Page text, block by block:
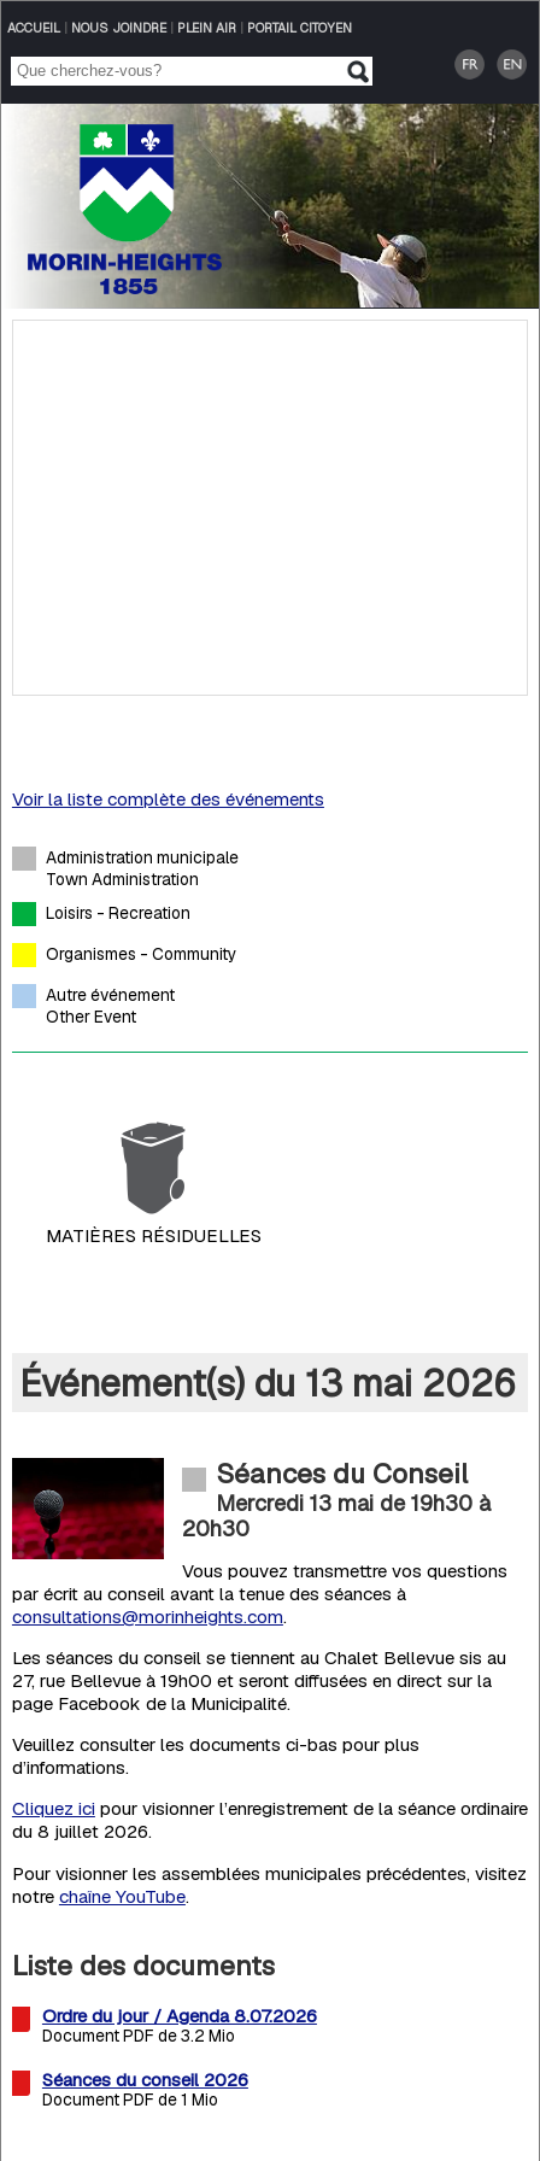
ACCUEIL| NOUS JOINDRE| PLEIN AIR| PORTAIL CITOYEN
Voir la liste complète des événements
Administration municipale
Town Administration
Loisirs - Recreation
Organismes - Community
Autre événement
Other Event
MATIÈRES RÉSIDUELLES
Événement(s) du 13 mai 2026
Séances du Conseil
Mercredi 13 mai de 19h30à
20h30
Vous pouvez transmettre vos questions
par écrit au conseil avant la tenue des séances à
consultations@morinheights.com.
Les séances du conseil se tiennent au Chalet Bellevue sis au
27, rue Bellevue à 19h00 et seront diffusées en direct sur la
page Facebook de la Municipalité.
Veuillez consulter les documents ci-bas pour plus
d’informations.
Cliquez ici pour visionner l’enregistrement de la séance ordinaire
du 8 juillet 2026.
Pour visionner les assemblées municipales précédentes, visitez
notre chaîne YouTube.
Liste des documents
Ordre du jour / Agenda 8.07.2026
Document PDF de 3.2 Mio
Séances du conseil 2026
Document PDF de 1 Mio